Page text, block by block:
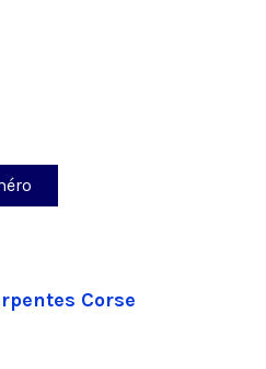
Corse